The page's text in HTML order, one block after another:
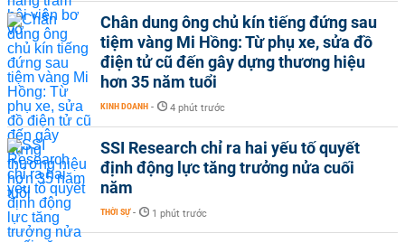
Chân dung ông chủ kín tiếng đứng sau
tiệm vàng Mi Hồng: Từ phụ xe, sửa đồ
điện tử cũ đến gây dựng thương hiệu
hơn 35 năm tuổi
KINH DOANH - 4 phút trước
SSI Research chỉ ra hai yếu tố quyết
định động lực tăng trưởng nửa cuối
năm
THỜI SỰ - 1 phút trước